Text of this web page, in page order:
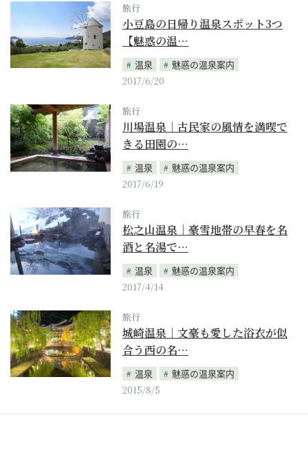
旅行
小豆島の日帰り温泉スポット3つ
【魅惑の温…
温泉
魅惑の温泉案内
2017/6/20
旅行
川場温泉｜古民家の風情を満喫で
きる田園の…
温泉
魅惑の温泉案内
2017/6/19
旅行
松之山温泉｜豪雪地帯の早春を名
酒と名湯で…
温泉
魅惑の温泉案内
2017/4/14
旅行
城崎温泉｜文豪も愛した浴衣が似
合う西の名…
温泉
魅惑の温泉案内
2015/8/5